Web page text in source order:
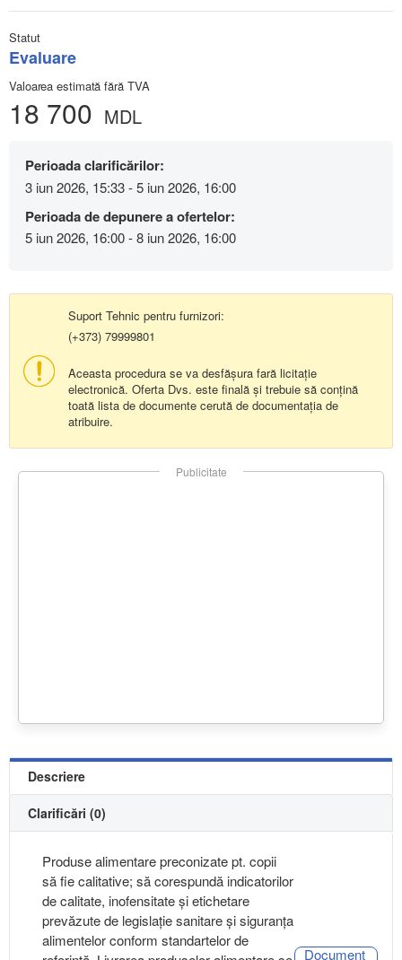
Statut
Evaluare
Valoarea estimată fără TVA
18 700 MDL
Perioada clarificărilor:
3 iun 2026, 15:33 - 5 iun 2026, 16:00
Perioada de depunere a ofertelor:
5 iun 2026, 16:00 - 8 iun 2026, 16:00
Suport Tehnic pentru furnizori:
(+373) 79999801
Aceasta procedura se va desfășura fară licitație
electronică. Oferta Dvs. este finală și trebuie să conțină
toată lista de documente cerută de documentația de
atribuire.
Publicitate
Descriere
Clarificări (0)
Produse alimentare preconizate pt. copii
să fie calitative; să corespundă indicatorilor
de calitate, inofensitate și etichetare
prevăzute de legislație sanitare și siguranța
alimentelor conform standartelor de
Document